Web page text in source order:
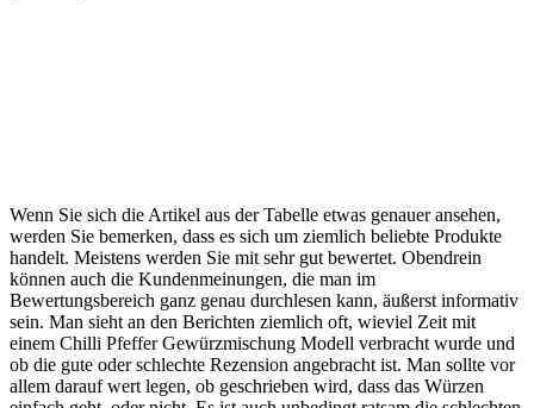
Wenn Sie sich die Artikel aus der Tabelle etwas genauer ansehen,
werden Sie bemerken, dass es sich um ziemlich beliebte Produkte
handelt. Meistens werden Sie mit sehr gut bewertet. Obendrein
können auch die Kundenmeinungen, die man im
Bewertungsbereich ganz genau durchlesen kann, äußerst informativ
sein. Man sieht an den Berichten ziemlich oft, wieviel Zeit mit
einem Chilli Pfeffer Gewürzmischung Modell verbracht wurde und
ob die gute oder schlechte Rezension angebracht ist. Man sollte vor
allem darauf wert legen, ob geschrieben wird, dass das Würzen